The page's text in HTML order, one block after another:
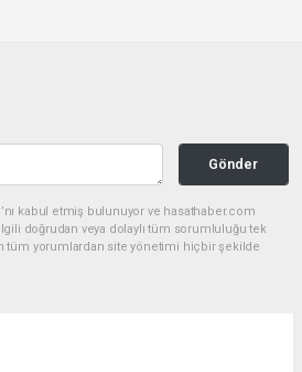
Gönder
kabul etmiş bulunuyor ve hasathaber.com
doğrudan veya dolaylı tüm sorumluluğu tek
tüm yorumlardan site yönetimi hiçbir şekilde